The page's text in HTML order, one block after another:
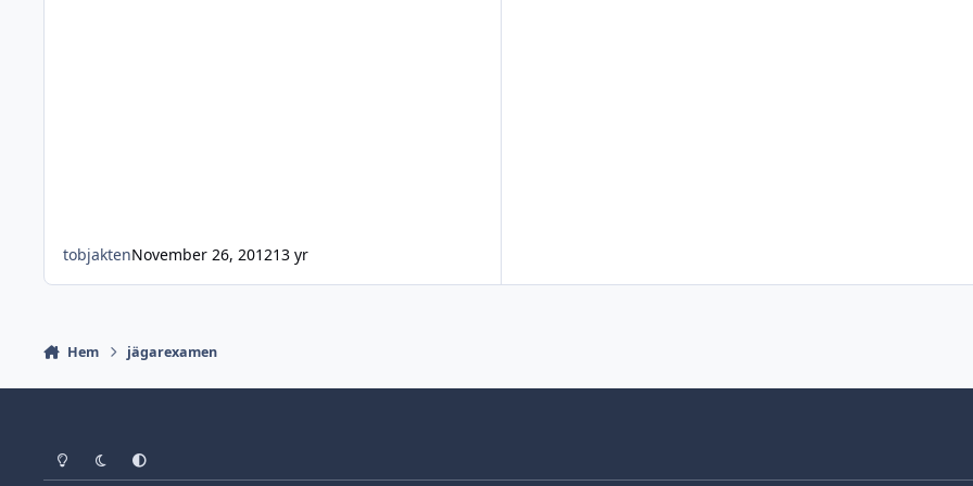
tobjaktenNovember 26, 201213 yr
Hem jägarexamen
Light ModeDark ModeSystem Preference